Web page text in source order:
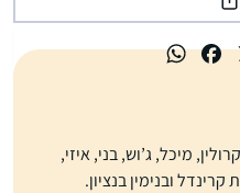
מיכל, ג’וש, בני, איזי,
קרינדל ובנימין בנציון.